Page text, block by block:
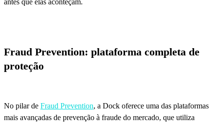
Fraud Prevention: plataforma completa de
proteção
No pilar de Fraud Prevention, a Dock oferece uma das plataformas
mais avançadas de prevenção à fraude do mercado, que utiliza